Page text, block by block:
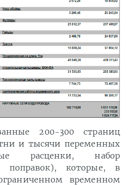
200-300 страниц
и тысячи переменных
расценки, набор
поправок), которые, в
временном